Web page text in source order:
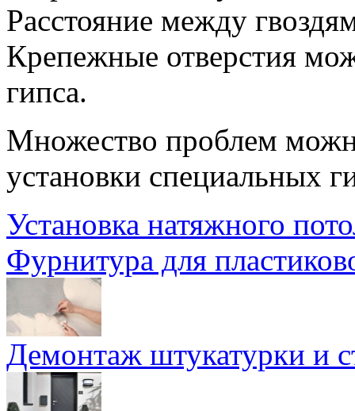
Расстояние между
Крепежные отверстия
гипса.
Множество проблем
установки специальных
Установка натяжного
Фурнитура для
Демонтаж штукатурки и